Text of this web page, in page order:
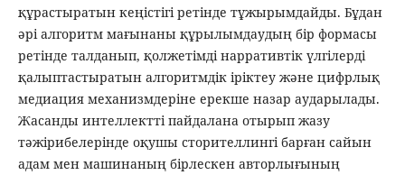
құрастыратын кеңістігі ретінде тұжырымдайды. Бұдан
әрі алгоритм мағынаны құрылымдаудың бір формасы
ретінде талданып, қолжетімді нарративтік үлгілерді
қалыптастыратын алгоритмдік іріктеу және цифрлық
медиация механизмдеріне ерекше назар аударылады.
Жасанды интеллектті пайдалана отырып жазу
тәжірибелерінде оқушы сторителлингі барған сайын
адам мен машинаның бірлескен авторлығының